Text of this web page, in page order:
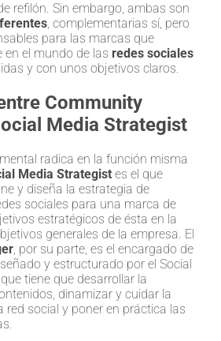
refilón. Sin embargo, ambas son
, complementarias sí, pero
para las marcas que
en el mundo de las redes sociales
y con unos objetivos claros.
Community
Media Strategist
radica en la función misma
Media Strategist es el que
y diseña la estrategia de
sociales para una marca de
estratégicos de ésta en la
generales de la empresa. El
, por su parte, es el encargado de
y estructurado por el Social
tiene que desarrollar la
dinamizar y cuidar la
red social y poner en práctica las